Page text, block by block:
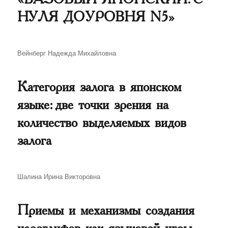
НУЛЯ ДО УРОВНЯ N5»
Автор
Вейнберг Надежда Михайловна
Категория залога в японском
языке: две точки зрения на
количество выделяемых видов
залога
Автор
Шалина Ирина Викторовна
Приемы и механизмы создания